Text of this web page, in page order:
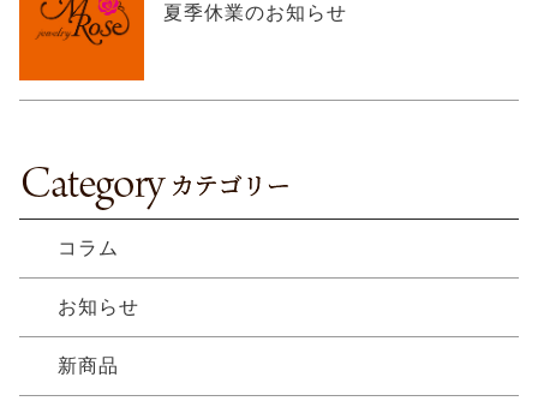
夏季休業のお知らせ
コラム
お知らせ
新商品